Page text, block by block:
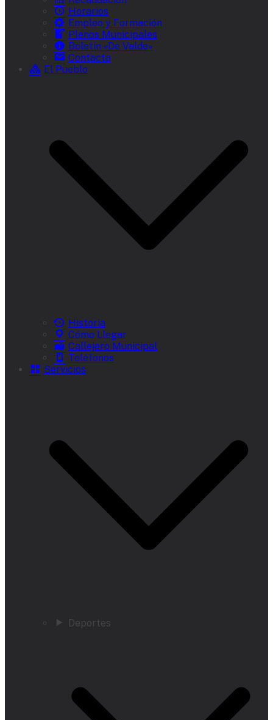
Horarios
Empleo y Formación
Plenos Municipales
Boletín «De Valde»
Contacta
El Pueblo
Historia
Cómo Llegar
Callejero Municipal
Teléfonos
Servicios
Deportes